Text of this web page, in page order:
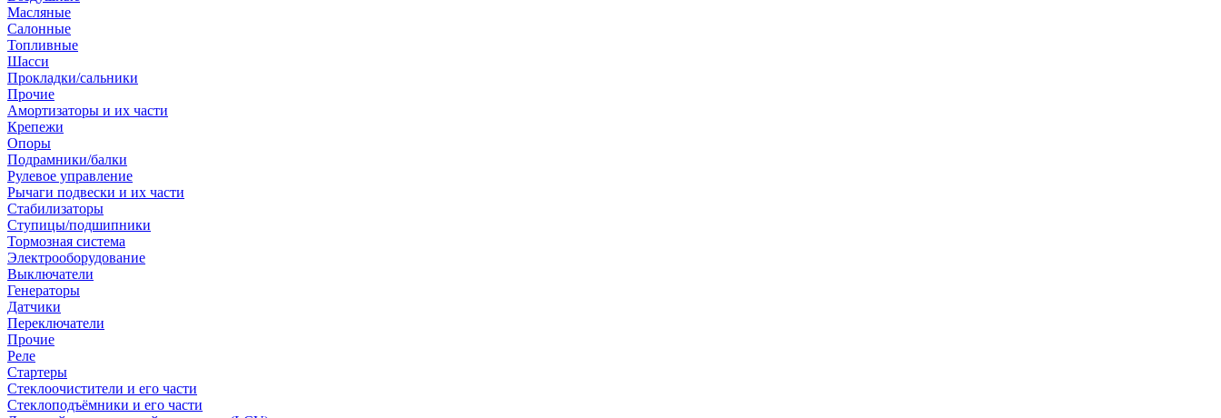
Масляные
Салонные
Топливные
Шасси
Прокладки/сальники
Прочие
Амортизаторы и их части
Крепежи
Опоры
Подрамники/балки
Рулевое управление
Рычаги подвески и их части
Стабилизаторы
Ступицы/подшипники
Тормозная система
Электрооборудование
Выключатели
Генераторы
Датчики
Переключатели
Прочие
Реле
Стартеры
Стеклоочистители и его части
Стеклоподъёмники и его части